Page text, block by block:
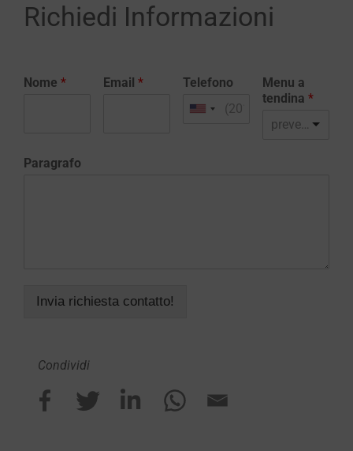
Richiedi Informazioni
Nome * Email * Telefono
Menu a
tendina *
preventivo realizzazione sito web
Paragrafo
Invia richiesta contatto!
Condividi